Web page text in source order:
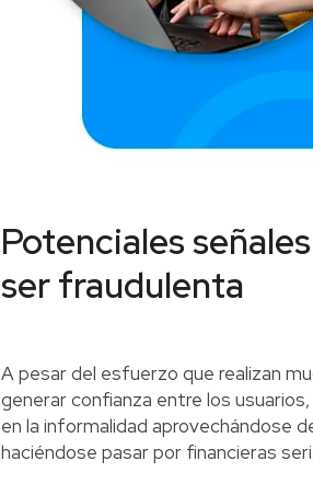
Potenciales
ser fraudulenta
A pesar del esfuerzo que realizan
generar confianza entre los
en la informalidad aprovechándose
haciéndose pasar por financieras